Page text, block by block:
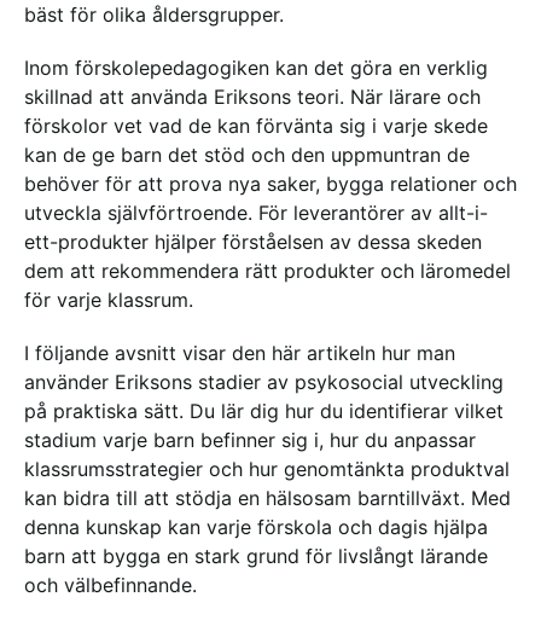
bäst för olika åldersgrupper.
Inom förskolepedagogiken kan det göra en verklig
skillnad att använda Eriksons teori. När lärare och
förskolor vet vad de kan förvänta sig i varje skede
kan de ge barn det stöd och den uppmuntran de
behöver för att prova nya saker, bygga relationer och
utveckla självförtroende. För leverantörer av allt-i-
ett-produkter hjälper förståelsen av dessa skeden
dem att rekommendera rätt produkter och läromedel
för varje klassrum.
I följande avsnitt visar den här artikeln hur man
använder Eriksons stadier av psykosocial utveckling
på praktiska sätt. Du lär dig hur du identifierar vilket
stadium varje barn befinner sig i, hur du anpassar
klassrumsstrategier och hur genomtänkta produktval
kan bidra till att stödja en hälsosam barntillväxt. Med
denna kunskap kan varje förskola och dagis hjälpa
barn att bygga en stark grund för livslångt lärande
och välbefinnande.